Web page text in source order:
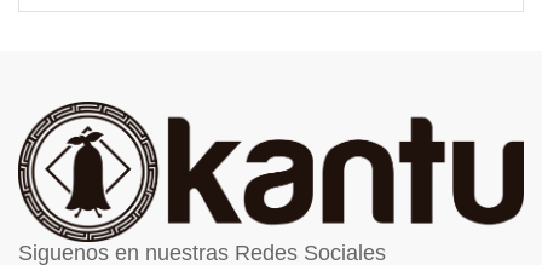
Siguenos en nuestras Redes Sociales